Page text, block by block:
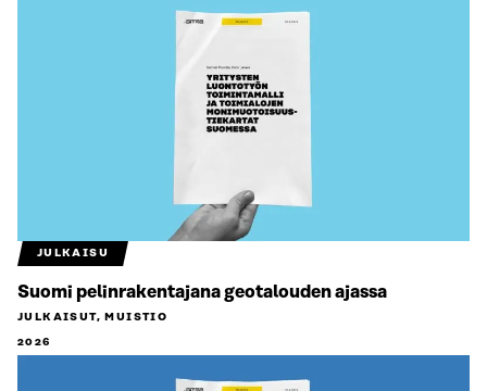
JULKAISU
Suomi pelinrakentajana geotalouden ajassa
JULKAISUT, MUISTIO
2026